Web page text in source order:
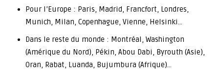
Pour l’Europe : Paris, Madrid, Francfort, Londres,
Munich, Milan, Copenhague, Vienne, Helsinki…
Dans le reste du monde : Montréal, Washington
(Amérique du Nord), Pékin, Abou Dabi, Byrouth (Asie),
Oran, Rabat, Luanda, Bujumbura (Afrique)…